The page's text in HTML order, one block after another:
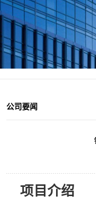
公司要闻
项目介绍